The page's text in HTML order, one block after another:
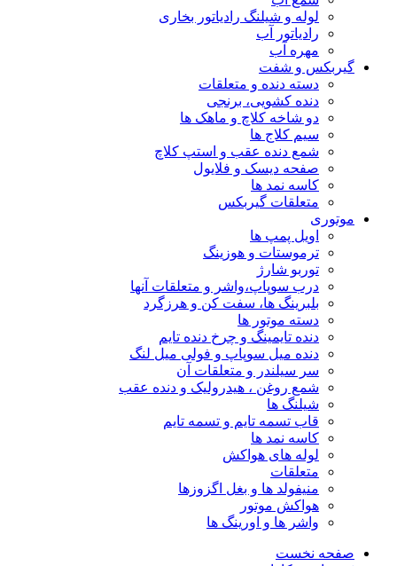
لوله و شیلنگ رادیاتور بخاری
رادیاتور آب
مهره آب
گیربکس و شفت
دسته دنده و متعلقات
دنده کشویی، برنجی
دو شاخه کلاچ و ماهک ها
سیم کلاج ها
شمع دنده عقب و استپ کلاچ
صفحه دیسک و فلایول
کاسه نمد ها
متعلقات گیربکس
موتوری
اویل پمپ ها
ترموستات و هوزینگ
توربو شارژ
درب سوپاپ،واشر و متعلقات آنها
بلبرینگ ها، سفت کن و هرزگرد
دسته موتور ها
دنده تایمینگ و چرخ دنده تایم
دنده میل سوپاپ و فولی میل لنگ
سر سیلندر و متعلقات آن
شمع روغن ، هیدرولیک و دنده عقب
شیلنگ ها
قاب تسمه تایم و تسمه تایم
کاسه نمد ها
لوله های هواکش
متعلقات
منیفولد ها و بغل اگزوزها
هواکش موتور
واشر ها و اورینگ ها
صفحه نخست